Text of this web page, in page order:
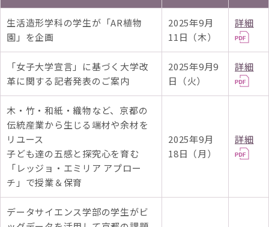
生活造形学科の学生が「AR植物
園」を企画
2025年9月
11日（木）
詳細
「女子大学宣言」に基づく大学改
革に関する記者発表のご案内
2025年9月9
日（火）
詳細
木・竹・和紙・織物など、京都の
伝統産業から生じる端材や余材を
リユース
子ども達の五感と探究心を育む
「レッジョ・エミリア アプロー
チ」で授業＆保育
2025年9月
18日（月）
詳細
データサイエンス学部の学生がビ